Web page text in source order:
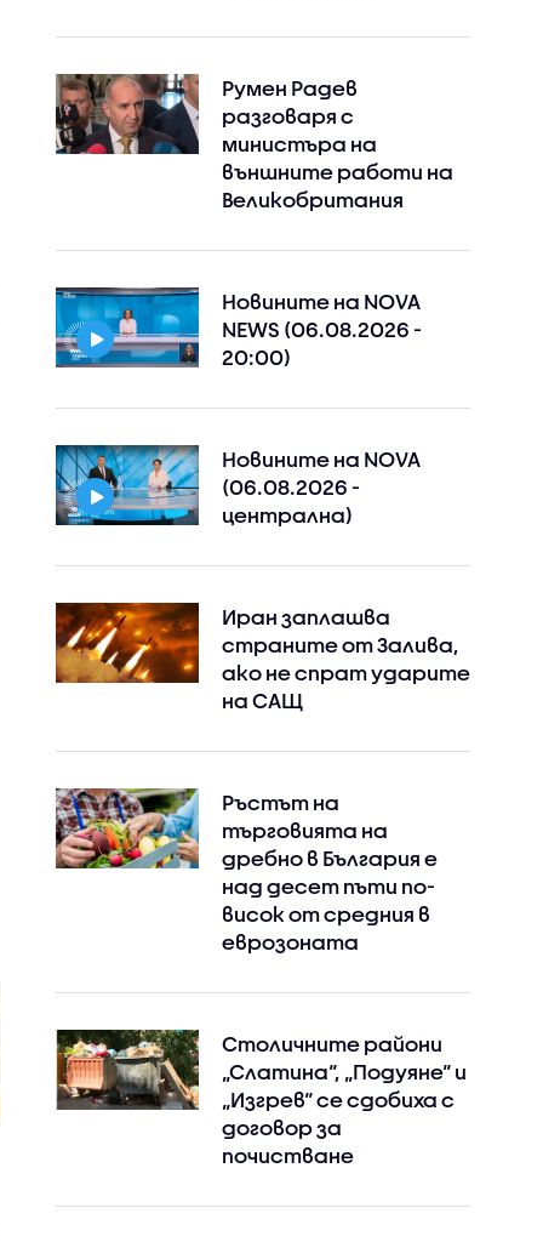
Instagram Facebook
Румен Радев
разговаря с
министъра на
външните работи на
Великобритания
Новините на NOVA
NEWS (06.08.2026 -
20:00)
Новините на NOVA
(06.08.2026 -
централна)
Иран заплашва
страните от Залива,
ако не спрат ударите
на САЩ
Ръстът на
търговията на
дребно в България е
над десет пъти по-
висок от средния в
еврозоната
Столичните райони
„Слатина“, „Подуяне“ и
„Изгрев“ се сдобиха с
договор за
почистване